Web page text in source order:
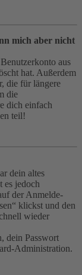
mich aber nicht
aus
hat. Außerdem
die für längere
die
dich einfach
teil!
dein altes
es jedoch
der Anmelde-
klickst und den
wieder
dein Passwort
Administration.